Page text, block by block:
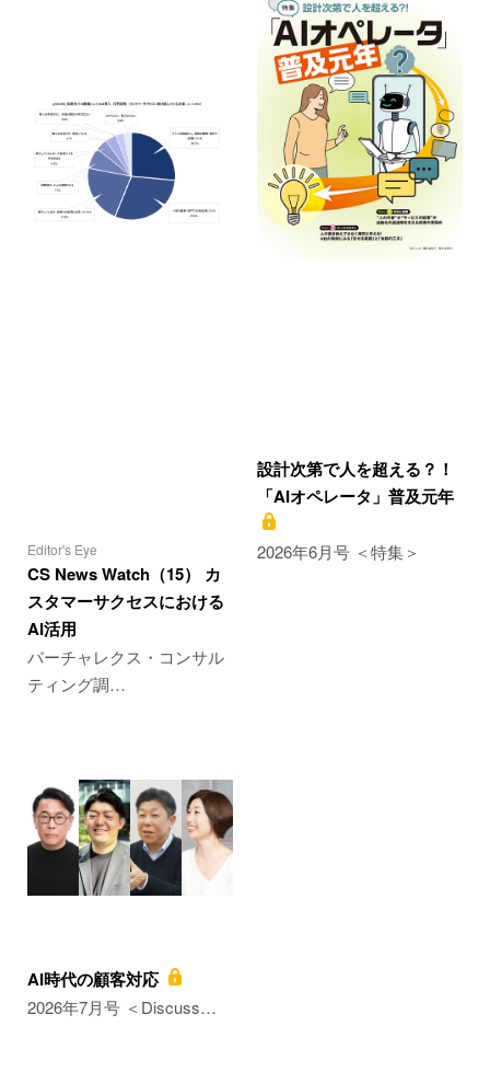
Editor's Eye
CS News Watch（15） カ
スタマーサクセスにおける
AI活用
バーチャレクス・コンサル
ティング調…
設計次第で人を超える？！
「AIオペレータ」普及元年
2026年6月号 ＜特集＞
AI時代の顧客対応
2026年7月号 ＜Discuss…